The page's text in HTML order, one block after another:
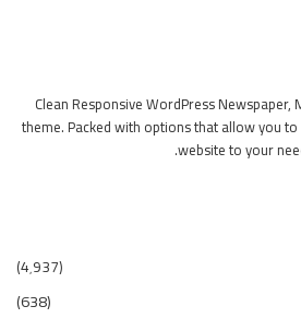
Clean Responsive WordPress
theme. Packed with options that allow you
website to your
(4٬937)
(638)